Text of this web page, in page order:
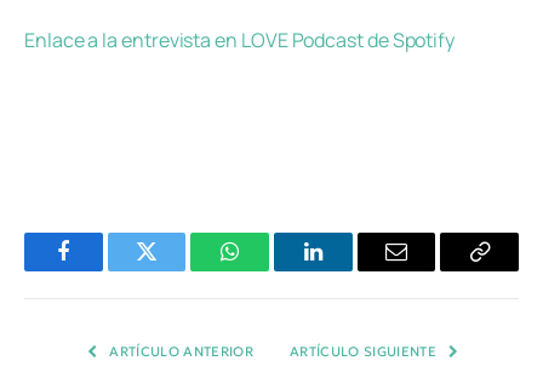
Enlace a la entrevista en LOVE Podcast de Spotify
FacebookTwitter WhatsAppLinkedInEmail
Copiar
ARTÍCULO ANTERIOR ARTÍCULO SIGUIENTE